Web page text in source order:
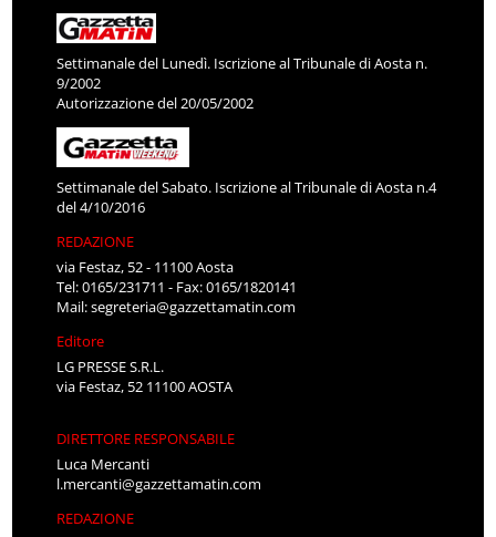
Settimanale del Lunedì. Iscrizione al Tribunale di Aosta n.
9/2002
Autorizzazione del 20/05/2002
Settimanale del Sabato. Iscrizione al Tribunale di Aosta n.4
del 4/10/2016
REDAZIONE
via Festaz, 52 - 11100 Aosta
Tel: 0165/231711 - Fax: 0165/1820141
Mail:segreteria@gazzettamatin.com
Editore
LG PRESSE S.R.L.
via Festaz, 52 11100 AOSTA
DIRETTORE RESPONSABILE
Luca Mercanti
l.mercanti@gazzettamatin.com
REDAZIONE